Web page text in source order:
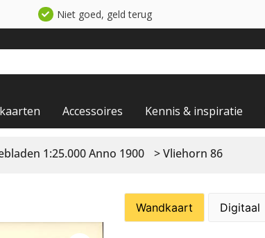
Niet goed, geld terug
Accessoires Kennis & inspiratie
1:25.000 Anno 1900 > Vliehorn 86
Wandkaart Digitaal